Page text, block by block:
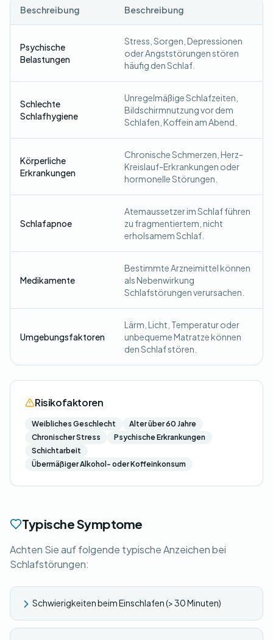
Beschreibung Beschreibung
Psychische
Belastungen
Stress, Sorgen, Depressionen
oder Angststörungen stören
häufig den Schlaf.
Schlechte
Schlafhygiene
Unregelmäßige Schlafzeiten,
Bildschirmnutzung vor dem
Schlafen, Koffein am Abend.
Körperliche
Erkrankungen
Chronische Schmerzen, Herz-
Kreislauf-Erkrankungen oder
hormonelle Störungen.
Schlafapnoe
Atemaussetzer im Schlaf führen
zu fragmentiertem, nicht
erholsamem Schlaf.
Medikamente
Bestimmte Arzneimittel können
als Nebenwirkung
Schlafstörungen verursachen.
Umgebungsfaktoren
Lärm, Licht, Temperatur oder
unbequeme Matratze können
den Schlaf stören.
Risikofaktoren
Weibliches Geschlecht
Alter über 60 Jahre
Chronischer Stress
Psychische Erkrankungen
Schichtarbeit
Übermäßiger Alkohol- oder Koffeinkonsum
Typische Symptome
Achten Sie auf folgende typische Anzeichen bei
Schlafstörungen:
Schwierigkeiten beim Einschlafen (> 30 Minuten)